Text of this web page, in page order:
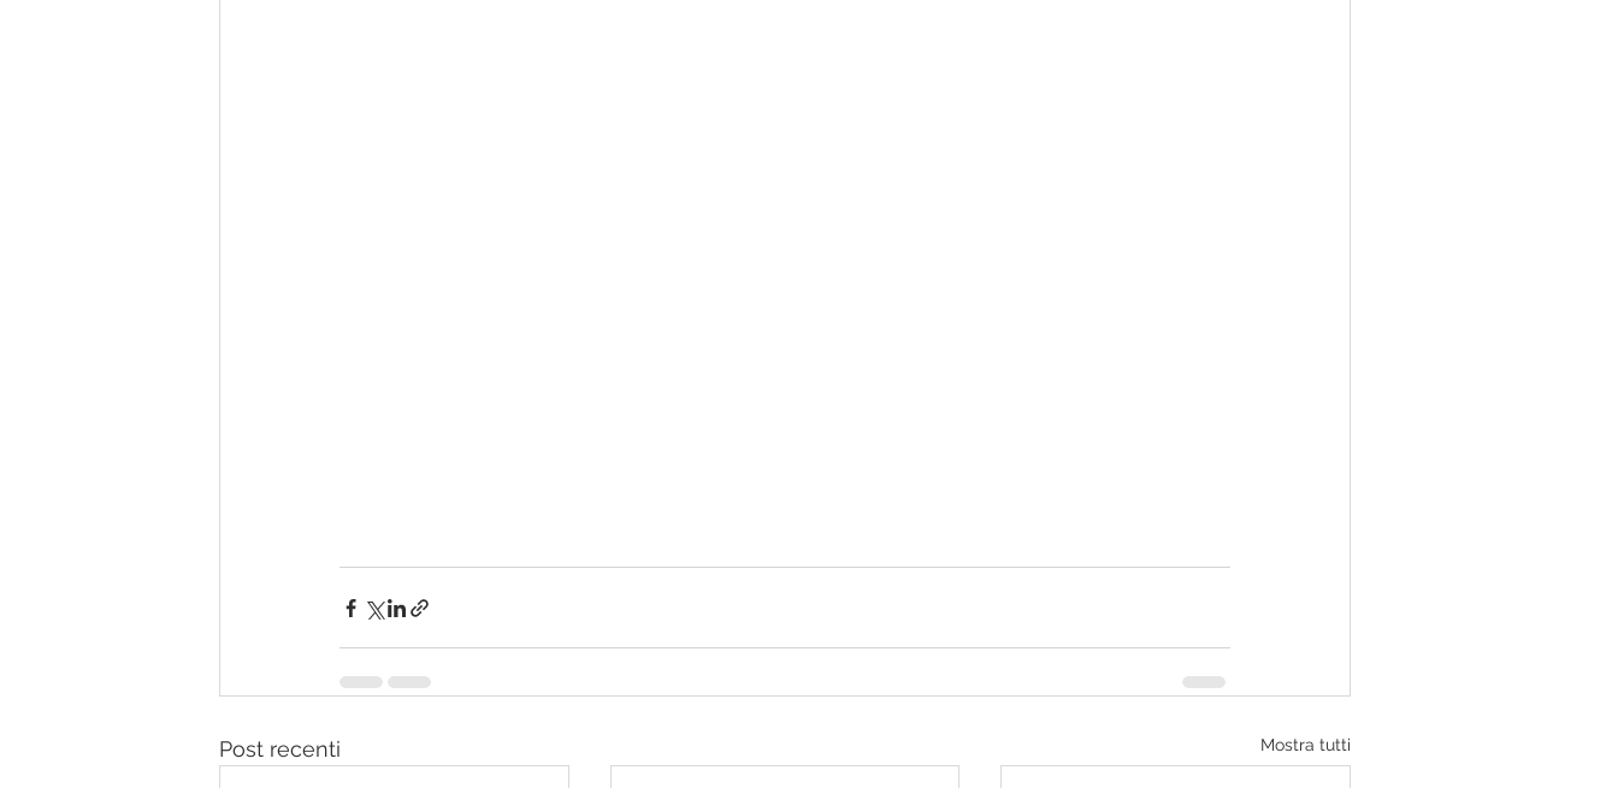
Post recenti Mostra tutti